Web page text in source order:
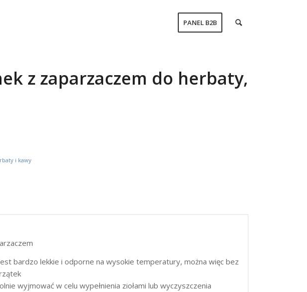
PANEL B2B
z zaparzaczem do herbaty,
i kawy
bardzo lekkie i odporne na wysokie temperatury, można więc bez
wyjmować w celu wypełnienia ziołami lub wyczyszczenia